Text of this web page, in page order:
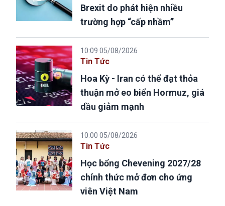
Brexit do phát hiện nhiều
trường hợp “cấp nhầm”
10:09 05/08/2026
Tin Tức
Hoa Kỳ - Iran có thể đạt thỏa
thuận mở eo biển Hormuz, giá
dầu giảm mạnh
10:00 05/08/2026
Tin Tức
Học bổng Chevening 2027/28
chính thức mở đơn cho ứng
viên Việt Nam